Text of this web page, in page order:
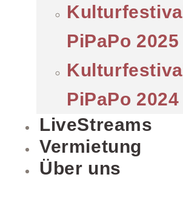
Kulturfestival
PiPaPo 2025
Kulturfestival
PiPaPo 2024
LiveStreams
Vermietung
Über uns